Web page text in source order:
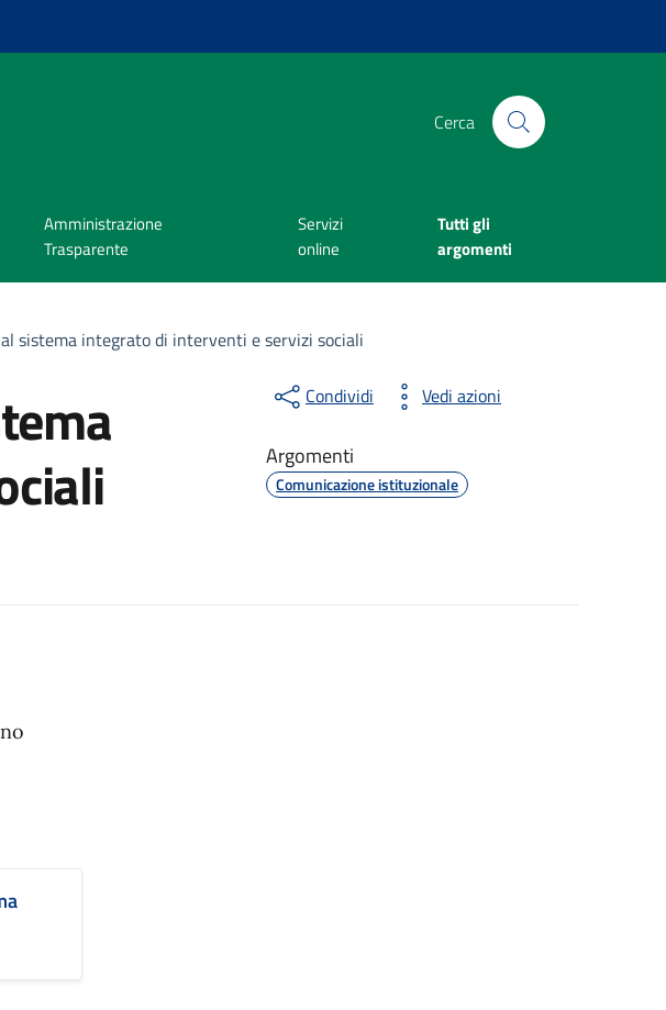
Cerca
Amministrazione
Trasparente
Servizi
online
Tutti gli
argomenti
al sistema integrato di interventi e servizi sociali
Condividi Vedi azioni
Argomenti
Comunicazione istituzionale